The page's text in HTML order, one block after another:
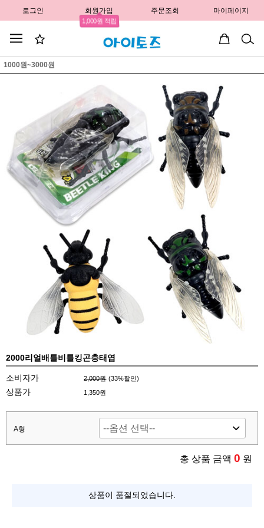
로그인 회원가입
1,000원 적립
주문조회 마이페이지
1000원~3000원
2000리얼배틀비틀킹곤충태엽
소비자가 2,000원 (33%할인)
상품가 1,350원
A형
총 상품 금액 0 원
상품이 품절되었습니다.